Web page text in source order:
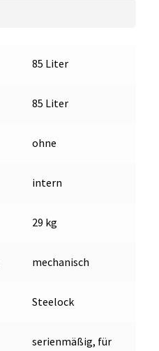
85 Liter
85 Liter
ohne
intern
29 kg
mechanisch
Steelock
serienmäßig, für